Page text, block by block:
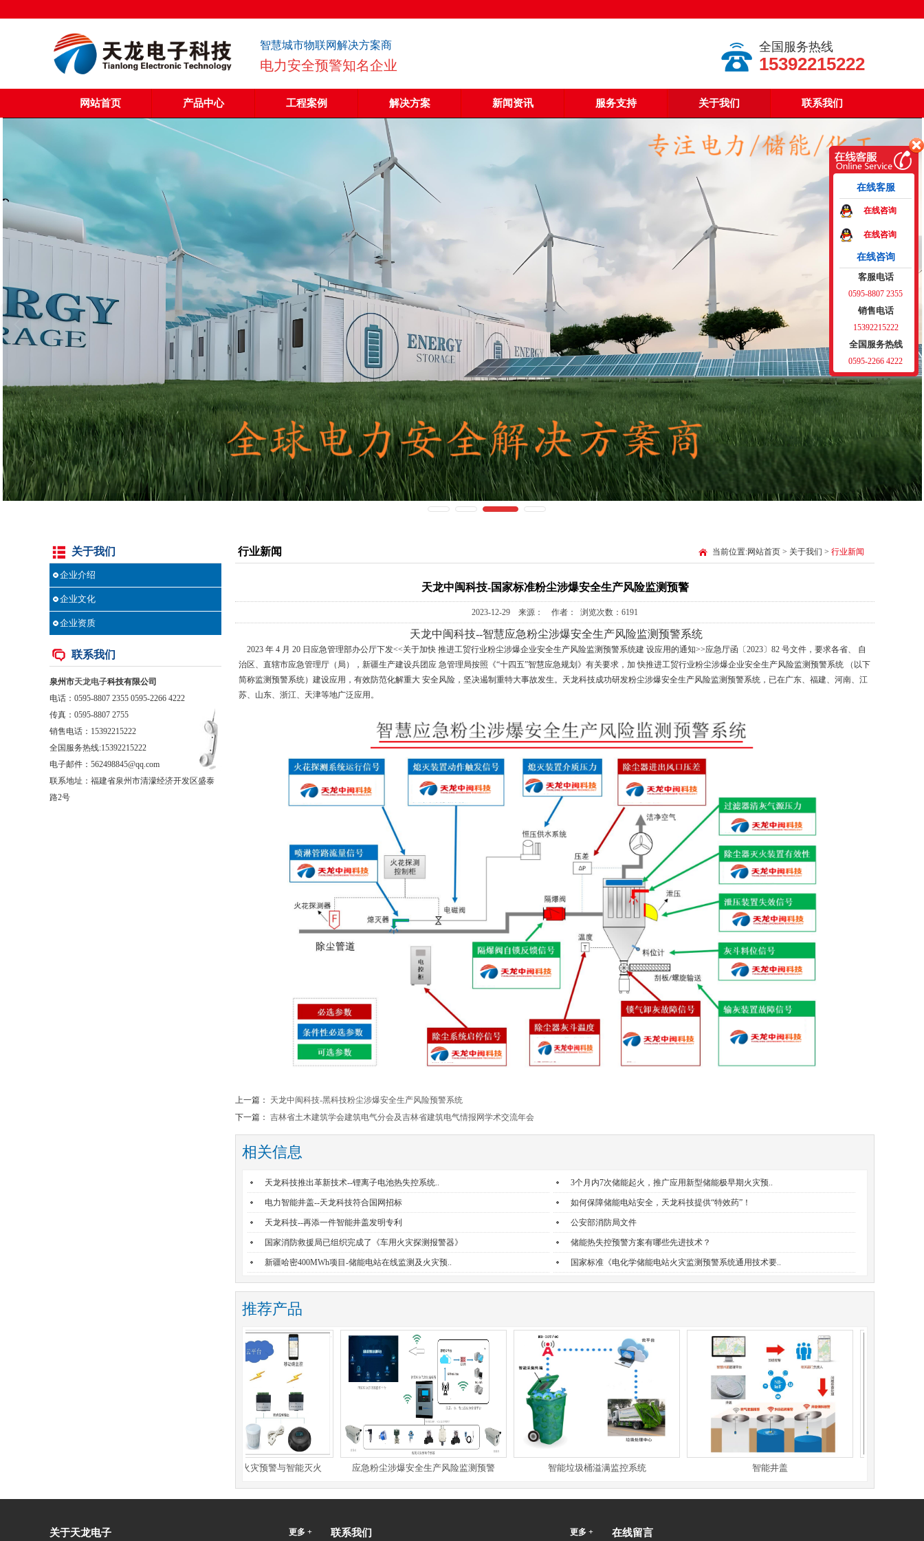
智慧城市物联网解决方案商
电力安全预警知名企业
全国服务热线
15392215222
网站首页 产品中心 工程案例 解决方案 新闻资讯 服务支持 关于我们 联系我们
关于我们
企业介绍
企业文化
企业资质
联系我们
泉州市天龙电子科技有限公司
电话：0595-8807 2355 0595-2266 4222
传真：0595-8807 2755
销售电话： 15392215222
全国服务热线:15392215222
电子邮件：562498845@qq.com
联系地址：福建省泉州市清濛经济开发区盛泰
路2号
行业新闻 当前位置:网站首页 > 关于我们 > 行业新闻
天龙中闽科技-国家标准粉尘涉爆安全生产风险监测预警
2023-12-29 来源： 作者： 浏览次数：6191
天龙中闽科技--智慧应急粉尘涉爆安全生产风险监测预警系统
2023 年 4 月 20 日应急管理部办公厅下发<<关于加快 推进工贸行业粉尘涉爆企业安全生产风险监测预警系统建 设应用的通知>>应急厅函〔2023〕82 号文件，要求各省、 自
治区、直辖市应急管理厅（局），新疆生产建设兵团应 急管理局按照《“十四五”智慧应急规划》有关要求，加 快推进工贸行业粉尘涉爆企业安全生产风险监测预警系统 （以下
简称监测预警系统）建设应用，有效防范化解重大 安全风险，坚决遏制重特大事故发生。天龙科技成功研发粉尘涉爆安全生产风险监测预警系统，已在广东、福建、河南、江
苏、山东、浙江、天津等地广泛应用。
上一篇： 天龙中闽科技-黑科技粉尘涉爆安全生产风险预警系统
下一篇： 吉林省土木建筑学会建筑电气分会及吉林省建筑电气情报网学术交流年会
相关信息
天龙科技推出革新技术--锂离子电池热失控系统.. 3个月内7次储能起火，推广应用新型储能极早期火灾预..
电力智能井盖--天龙科技符合国网招标 如何保障储能电站安全，天龙科技提供“特效药”！
天龙科技--再添一件智能井盖发明专利 公安部消防局文件
国家消防救援局已组织完成了《车用火灾探测报警器》 储能热失控预警方案有哪些先进技术？
新疆哈密400MWh项目-储能电站在线监测及火灾预.. 国家标准《电化学储能电站火灾监测预警系统通用技术要..
推荐产品
极早期热解粒子火灾预警与智能灭火 应急粉尘涉爆安全生产风险监测预警 智能垃圾桶溢满监控系统 智能井盖
更多 +
关于天龙电子 更多 +
联系我们 在线留言
在线客服
在线咨询
在线咨询
在线咨询
客服电话
0595-8807 2355
销售电话
15392215222
全国服务热线
0595-2266 4222